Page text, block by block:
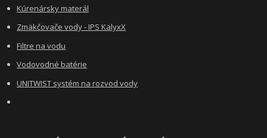
Kúrenársky materál
Zmäkčovače vody - IPS KalyxX
Filtre na vodu
Vodovodné batérie
UNITWIST systém na rozvod vody